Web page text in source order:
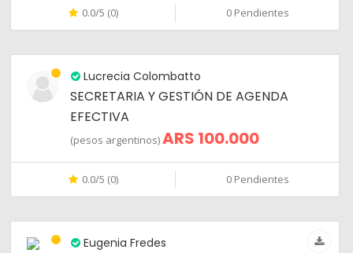
0.0/5 (0) 0 Pendientes
Lucrecia Colombatto
SECRETARIA Y GESTIÓN DE AGENDA
EFECTIVA
(pesos argentinos)ARS 100.000
0.0/5 (0) 0 Pendientes
Eugenia Fredes